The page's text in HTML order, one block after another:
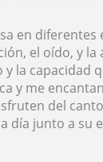
en
el oído, y
la capacidad
y me
del
día junto a